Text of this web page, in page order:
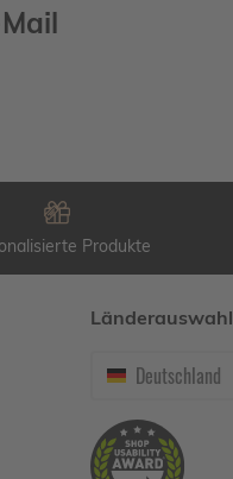
Produkte
Länderauswahl
Deutschland